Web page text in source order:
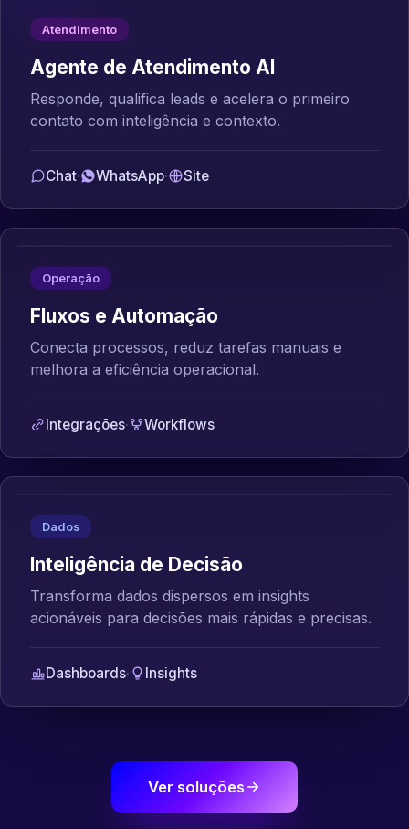
Atendimento
Agente de Atendimento AI
Responde, qualifica leads e acelera o primeiro
contato com inteligência e contexto.
Chat· WhatsApp· Site
Operação
Fluxos e Automação
Conecta processos, reduz tarefas manuais e
melhora a eficiência operacional.
Integrações· Workflows
Dados
Inteligência de Decisão
Transforma dados dispersos em insights
acionáveis para decisões mais rápidas e precisas.
Dashboards· Insights
Ver soluções